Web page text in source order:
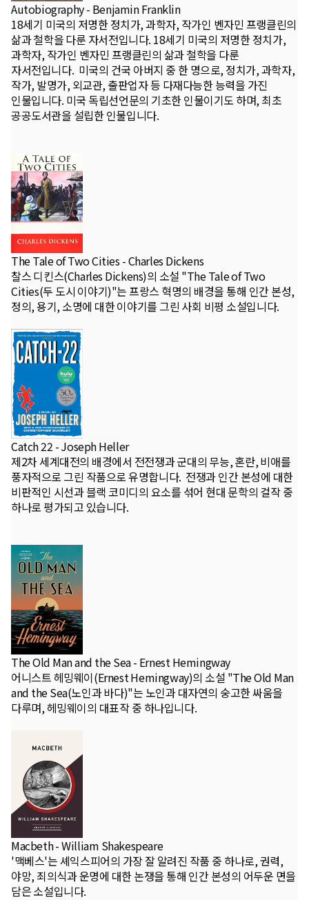
Autobiography - Benjamin Franklin
18세기 미국의 저명한 정치가, 과학자, 작가인 벤자민 프랭클린의
삶과 철학을 다룬 자서전입니다. 18세기 미국의 저명한 정치가,
과학자, 작가인 벤자민 프랭클린의 삶과 철학을 다룬
자서전입니다. 미국의 건국 아버지 중 한 명으로, 정치가, 과학자,
작가, 발명가, 외교관, 출판업자 등 다재다능한 능력을 가진
인물입니다. 미국 독립선언문의 기초한 인물이기도 하며, 최초
공공도서관을 설립한 인물입니다.
The Tale of Two Cities - Charles Dickens
찰스 디킨스(Charles Dickens)의 소설 "The Tale of Two
Cities(두 도시 이야기)"는 프랑스 혁명의 배경을 통해 인간 본성,
정의, 용기, 소명에 대한 이야기를 그린 사회 비평 소설입니다.
Catch 22 - Joseph Heller
제2차 세계대전의 배경에서 전전쟁과 군대의 무능, 혼란, 비애를
풍자적으로 그린 작품으로 유명합니다. 전쟁과 인간 본성에 대한
비판적인 시선과 블랙 코미디의 요소를 섞어 현대 문학의 걸작 중
하나로 평가되고 있습니다.
The Old Man and the Sea - Ernest Hemingway
어니스트 헤밍웨이(Ernest Hemingway)의 소설 "The Old Man
and the Sea(노인과 바다)"는 노인과 대자연의 숭고한 싸움을
다루며, 헤밍웨이의 대표작 중 하나입니다.
Macbeth - William Shakespeare
'맥베스'는 셰익스피어의 가장 잘 알려진 작품 중 하나로, 권력,
야망, 죄의식과 운명에 대한 논쟁을 통해 인간 본성의 어두운 면을
담은 소설입니다.